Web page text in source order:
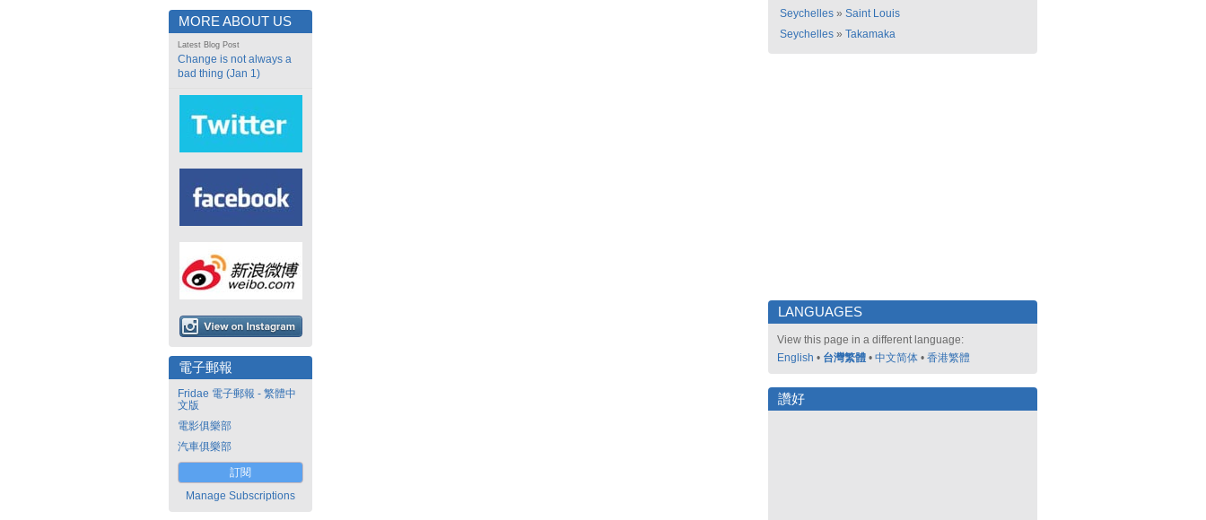
MORE ABOUT US
Latest Blog Post
Change is not always a
bad thing (Jan 1)
電子郵報
Fridae 電子郵報 - 繁體中
文版
電影俱樂部
汽車俱樂部
訂閱
Manage Subscriptions
Seychelles » Saint Louis
Seychelles » Takamaka
LANGUAGES
View this page in a different language:
English • 台灣繁體 • 中文简体 • 香港繁體
讚好